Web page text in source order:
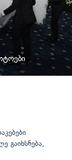
გაიხსნება,